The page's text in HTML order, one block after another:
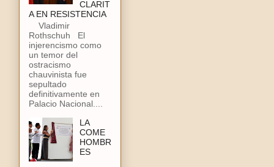
CLARIT
A EN RESISTENCIA
Vladimir
Rothschuh El
injerencismo como
un temor del
ostracismo
chauvinista fue
sepultado
definitivamente en
Palacio Nacional....
LA
COME
HOMBR
ES